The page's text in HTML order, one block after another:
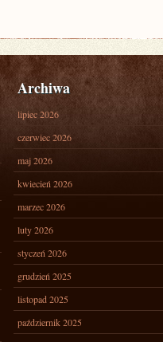
Archiwa
lipiec 2026
czerwiec 2026
maj 2026
kwiecień 2026
marzec 2026
luty 2026
styczeń 2026
grudzień 2025
listopad 2025
październik 2025